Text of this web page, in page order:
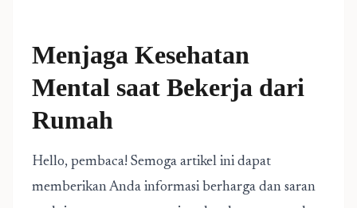
Menjaga Kesehatan
Mental saat Bekerja dari
Rumah
Hello, pembaca! Semoga artikel ini dapat
memberikan Anda informasi berharga dan saran